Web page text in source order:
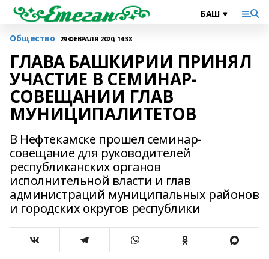
Общество 29 ФЕВРАЛЯ 2020, 14:38
ГЛАВА БАШКИРИИ ПРИНЯЛ
УЧАСТИЕ В СЕМИНАР-
СОВЕЩАНИИ ГЛАВ
МУНИЦИПАЛИТЕТОВ
В Нефтекамске прошел семинар-
совещание для руководителей
республиканских органов
исполнительной власти и глав
администраций муниципальных районов
и городских округов республики